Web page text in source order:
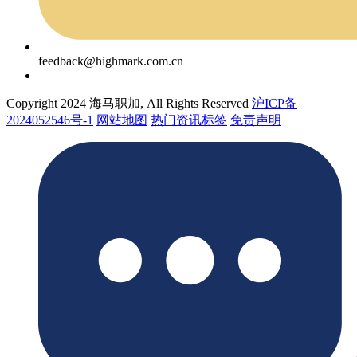
feedback@highmark.com.cn
Copyright 2024 海马职加, All Rights Reserved 沪ICP备
2024052546号-1 网站地图 热门资讯标签 免责声明